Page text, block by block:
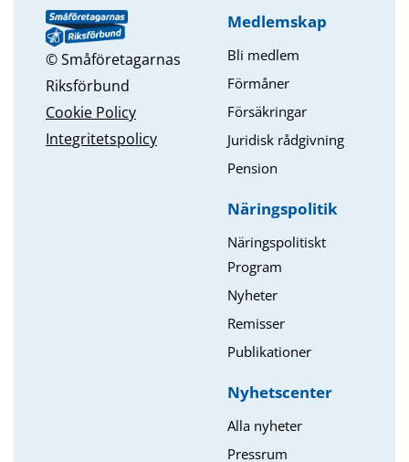
© Småföretagarnas
Riksförbund
Cookie Policy
Integritetspolicy
Medlemskap
Bli medlem
Förmåner
Försäkringar
Juridisk rådgivning
Pension
Näringspolitik
Näringspolitiskt
Program
Nyheter
Remisser
Publikationer
Nyhetscenter
Alla nyheter
Pressrum